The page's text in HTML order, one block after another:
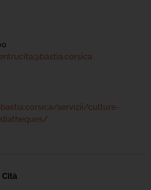
servizii/culture-
Cità